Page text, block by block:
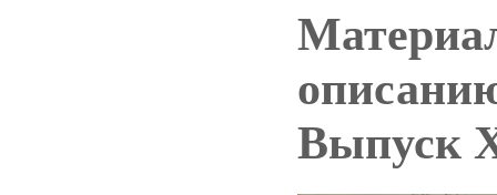
Выпуск